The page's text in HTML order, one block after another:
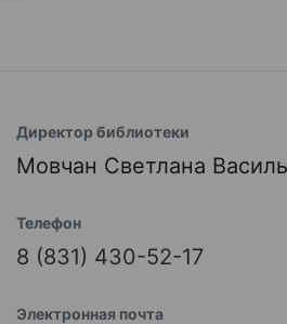
Директор библиотеки
Мовчан Светлана
Телефон
8 (831) 430-52-17
Электронная почта